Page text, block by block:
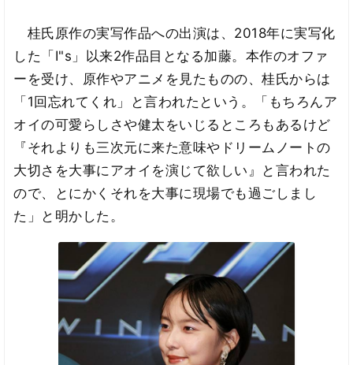
桂氏原作の実写作品への出演は、2018年に実写化
した「I"s」以来2作品目となる加藤。本作のオファ
ーを受け、原作やアニメを見たものの、桂氏からは
「1回忘れてくれ」と言われたという。「もちろんア
オイの可愛らしさや健太をいじるところもあるけど
『それよりも三次元に来た意味やドリームノートの
大切さを大事にアオイを演じて欲しい』と言われた
ので、とにかくそれを大事に現場でも過ごしまし
た」と明かした。